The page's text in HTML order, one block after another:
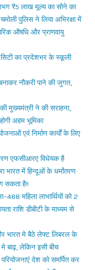
₹5 लाख मूल्य का सोने का
पुलिस ने लिया अभिरक्षा में
औषधि और प्राणवायु
सिटी का प्रदेशभर के स्कूली
बनाकर नौकरी पाने की जुगत,
मुख्यमंत्री ने की सराहना,
अहम भूमिका
एवं निर्माण कार्यों के लिए
एफसीआरए विधेयक है
भारत में हिन्दूओं के धर्मांतरण
सकता है!!
महिला लाभार्थियों को 2
राशि डीबीटी के माध्यम से
भारत मे बैठे लेफ्ट लिबरल के
बाढ़, लेकिन इसी बीच
देश को समर्पित कर